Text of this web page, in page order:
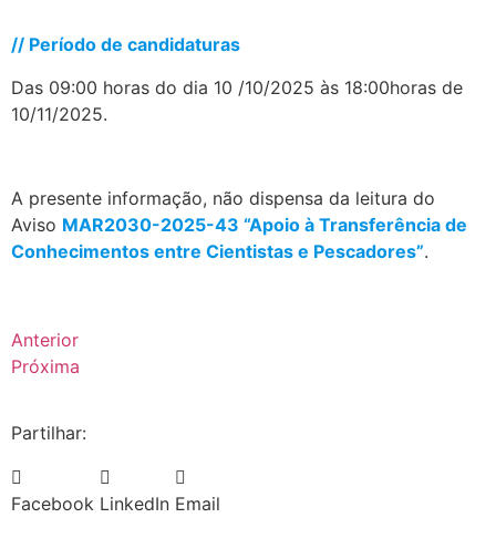
// Período de candidaturas
Das 09:00 horas do dia 10 /10/2025 às 18:00horas de
10/11/2025.
A presente informação, não dispensa da leitura do
Aviso MAR2030-2025-43 “Apoio à Transferência de
Conhecimentos entre Cientistas e Pescadores”.
Anterior
Próxima
Partilhar:
Facebook LinkedIn Email